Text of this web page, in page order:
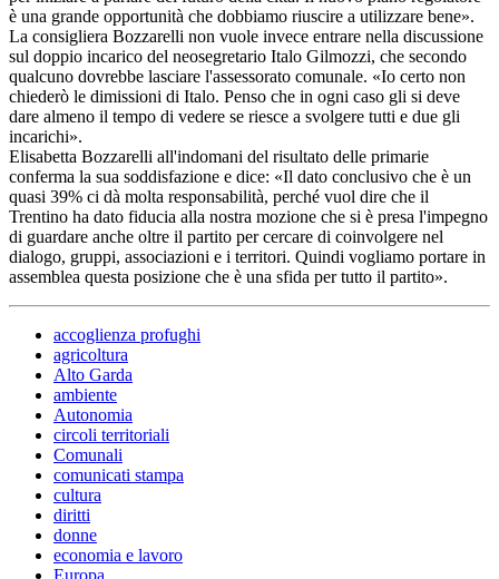
è una grande opportunità che dobbiamo riuscire a utilizzare bene».
La consigliera Bozzarelli non vuole invece entrare nella discussione
sul doppio incarico del neosegretario Italo Gilmozzi, che secondo
qualcuno dovrebbe lasciare l'assessorato comunale. «Io certo non
chiederò le dimissioni di Italo. Penso che in ogni caso gli si deve
dare almeno il tempo di vedere se riesce a svolgere tutti e due gli
incarichi».
Elisabetta Bozzarelli all'indomani del risultato delle primarie
conferma la sua soddisfazione e dice: «Il dato conclusivo che è un
quasi 39% ci dà molta responsabilità, perché vuol dire che il
Trentino ha dato fiducia alla nostra mozione che si è presa l'impegno
di guardare anche oltre il partito per cercare di coinvolgere nel
dialogo, gruppi, associazioni e i territori. Quindi vogliamo portare in
assemblea questa posizione che è una sfida per tutto il partito».
accoglienza profughi
agricoltura
Alto Garda
ambiente
Autonomia
circoli territoriali
Comunali
comunicati stampa
cultura
diritti
donne
economia e lavoro